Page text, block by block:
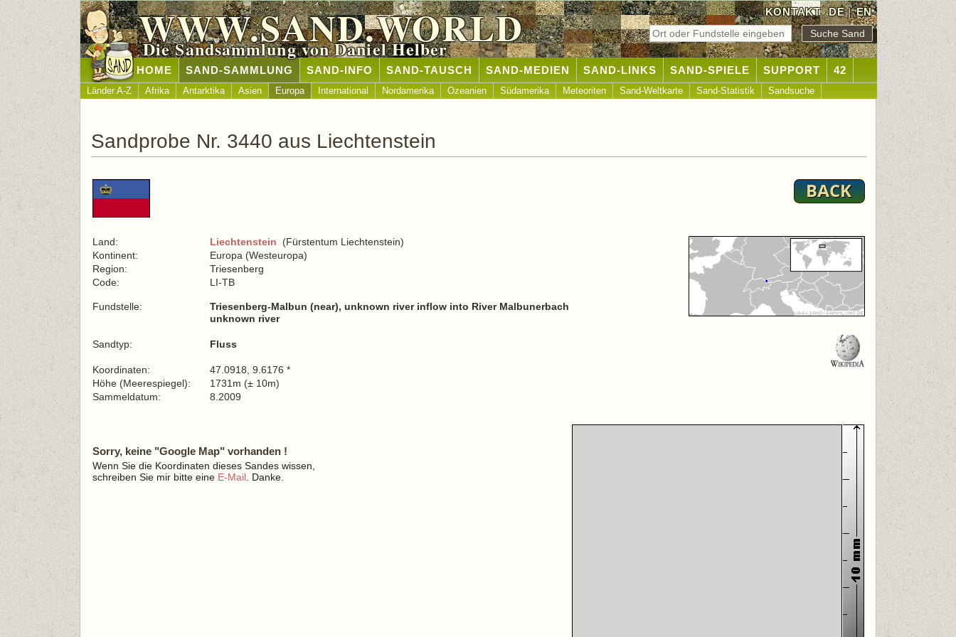
KONTAKT DE|EN
WWW.SAND.WORLD
Die Sandsammlung von Daniel Helber
HOME SAND-SAMMLUNG SAND-INFO SAND-TAUSCH SAND-MEDIEN SAND-LINKS SAND-SPIELE SUPPORT 42
Länder A-Z Afrika Antarktika Asien Europa International Nordamerika Ozeanien Südamerika Meteoriten Sand-Weltkarte Sand-Statistik Sandsuche
Sandprobe Nr. 3440 aus Liechtenstein
Land: Liechtenstein (Fürstentum Liechtenstein)
Kontinent:
Europa (Westeuropa)
Region:
Triesenberg
Code:
LI-TB
Fundstelle:
Triesenberg-Malbun (near), unknown river inflow into River Malbunerbach
unknown river
Sandtyp: Fluss
Koordinaten:
47.0918, 9.6176 *
Höhe (Meerespiegel):
1731m (± 10m)
Sammeldatum:
8.2009
Sorry, keine "Google Map" vorhanden !
Wenn Sie die Koordinaten dieses Sandes wissen,
schreiben Sie mir bitte eine E-Mail . Danke.